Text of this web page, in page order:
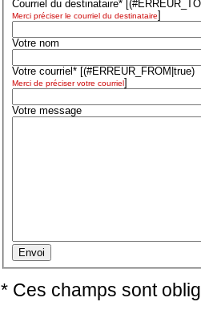
Courriel du destinataire*
Merci préciser le courriel du destinataire
Votre nom
Votre courriel* [(#ERREUR_FROM|true)
Merci de préciser votre courriel ]
Votre message
* Ces champs sont